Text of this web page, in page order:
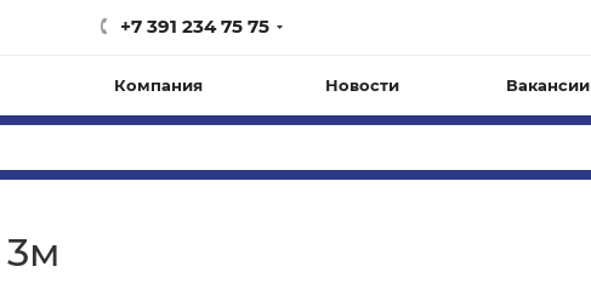
+7 391 234 75 75
Компания Новости Вакансии
3м